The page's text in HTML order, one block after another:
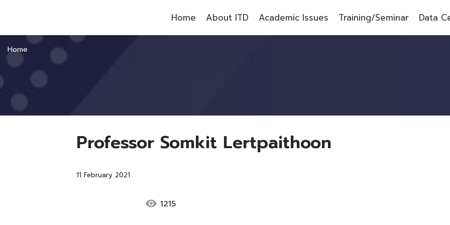
Home About ITD Academic Issues Training/Seminar Data
Home
Professor Somkit Lertpaithoon
11 February 2021
visibility 1215